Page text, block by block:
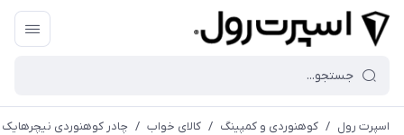
اسپرت رول / کوهنوردی و کمپینگ / کالای خواب / چادر کوهنوردی نیچرهایک